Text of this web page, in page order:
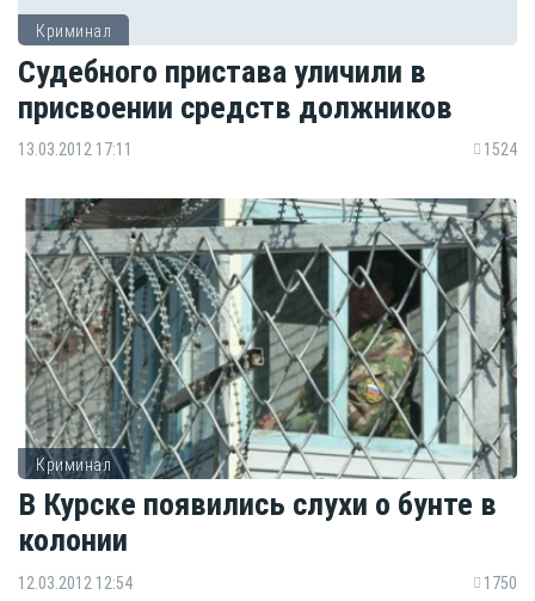
Криминал
Судебного пристава уличили в
присвоении средств должников
13.03.2012 17:11 1524
Криминал
В Курске появились слухи о бунте в
колонии
12.03.2012 12:54 1750